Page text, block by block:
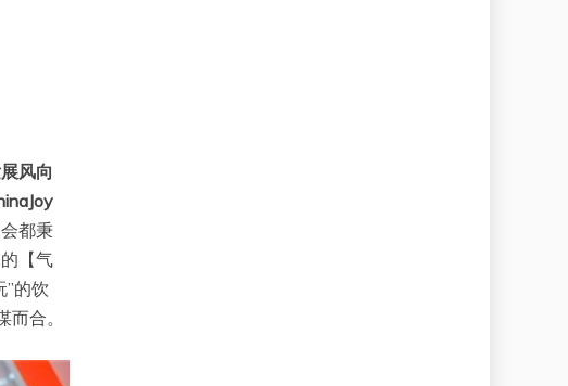
风向
都秉
【气
的饮
合。